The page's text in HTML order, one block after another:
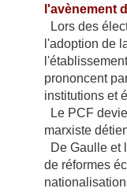
l'avènement
Lors des
l'adoption de
prononcent
institutions et
Le PCF
marxiste
De Gaulle et
de réformes